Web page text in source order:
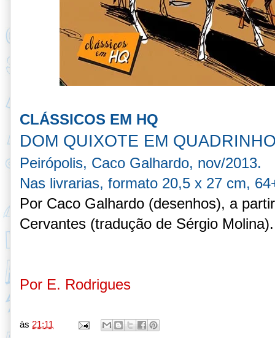
CLÁSSICOS EM HQ
DOM QUIXOTE EM
Peirópolis, Caco Galhardo, nov/2013.
Nas livrarias, formato 20,5 x 27 cm,
Por Caco Galhardo (desenhos), a
Cervantes (tradução de Sérgio Molina).
Por E. Rodrigues
às 21:11